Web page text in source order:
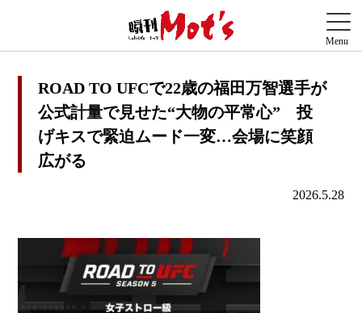
ROAD TO UFCで22歳の福田万智選手が
公式計量で見せた“大物の平常心” 投
げキスで緊迫ムード一変…会場に笑顔
広がる
2026.5.28